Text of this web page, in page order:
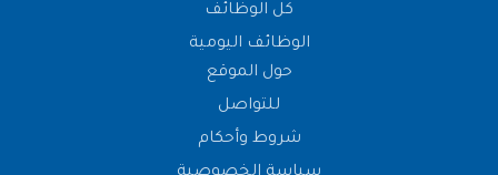
كل الوظائف
الوظائف اليومية
حول الموقع
للتواصل
شروط وأحكام